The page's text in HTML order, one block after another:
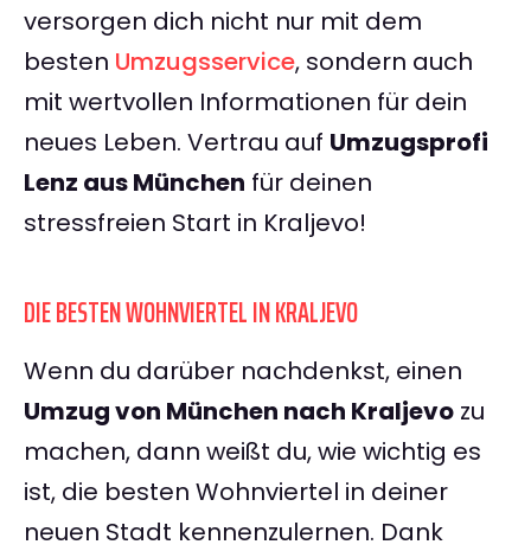
versorgen dich nicht nur mit dem
besten Umzugsservice, sondern auch
mit wertvollen Informationen für dein
neues Leben. Vertrau auf Umzugsprofi
Lenz aus München für deinen
stressfreien Start in Kraljevo!
DIE BESTEN WOHNVIERTEL IN KRALJEVO
Wenn du darüber nachdenkst, einen
Umzug von München nach Kraljevo zu
machen, dann weißt du, wie wichtig es
ist, die besten Wohnviertel in deiner
neuen Stadt kennenzulernen. Dank